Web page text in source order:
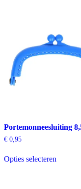
Portemonneesluiting
€ 0,95
Opties selecteren